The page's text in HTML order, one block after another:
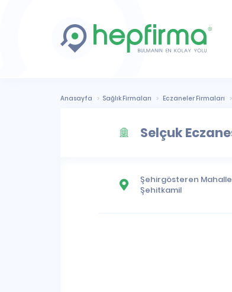
Anasayfa Sağlık Firmaları Eczaneler Firmaları
Selçuk
Şehirgösteren
Şehitkamil